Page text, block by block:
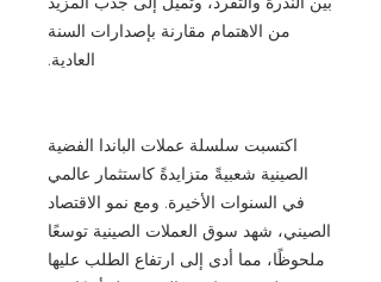
من الاهتمام مقارنة بإصدارات السنة
العادية.
اكتسبت سلسلة عملات الباندا الفضية
الصينية شعبيةً متزايدةً كاستثمار عالمي
في السنوات الأخيرة. ومع نمو الاقتصاد
الصيني، شهد سوق العملات الصينية توسعًا
ملحوظًا، مما أدى إلى ارتفاع الطلب عليها